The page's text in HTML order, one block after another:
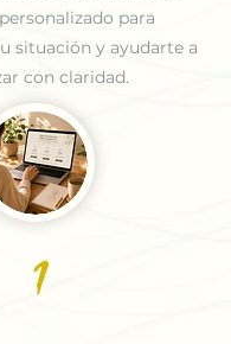
para
situación y ayudarte a
con claridad.
1